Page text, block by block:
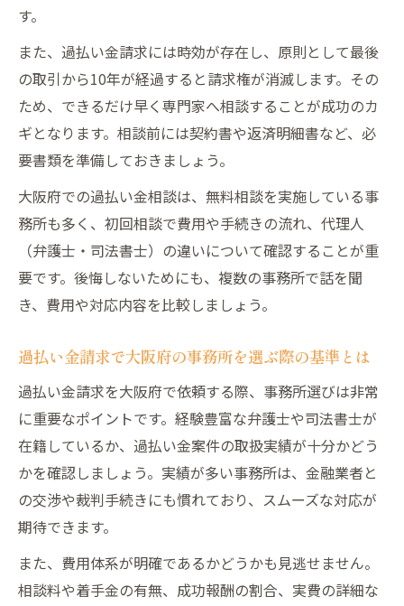
す。
また、過払い金請求には時効が存在し、原則として最後
の取引から10年が経過すると請求権が消滅します。その
ため、できるだけ早く専門家へ相談することが成功のカ
ギとなります。相談前には契約書や返済明細書など、必
要書類を準備しておきましょう。
大阪府での過払い金相談は、無料相談を実施している事
務所も多く、初回相談で費用や手続きの流れ、代理人
（弁護士・司法書士）の違いについて確認することが重
要です。後悔しないためにも、複数の事務所で話を聞
き、費用や対応内容を比較しましょう。
過払い金請求で大阪府の事務所を選ぶ際の基準とは
過払い金請求を大阪府で依頼する際、事務所選びは非常
に重要なポイントです。経験豊富な弁護士や司法書士が
在籍しているか、過払い金案件の取扱実績が十分かどう
かを確認しましょう。実績が多い事務所は、金融業者と
の交渉や裁判手続きにも慣れており、スムーズな対応が
期待できます。
また、費用体系が明確であるかどうかも見逃せません。
相談料や着手金の有無、成功報酬の割合、実費の詳細な